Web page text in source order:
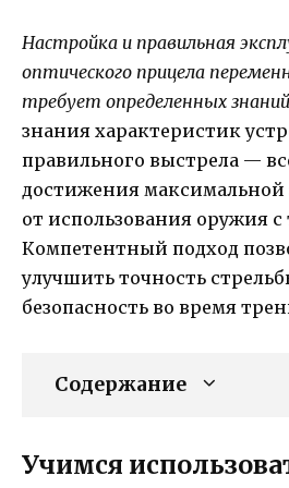
Настройка и правильная
оптического прицела
требует определенных
знания характеристик
правильного выстрела —
достижения
от использования оружия
Компетентный подход
улучшить точность
безопасность во время
Содержание
Учимся